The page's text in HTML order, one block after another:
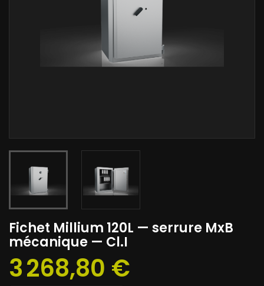
Fichet Millium 120L — serrure MxB
mécanique — Cl.I
3 268,80 €